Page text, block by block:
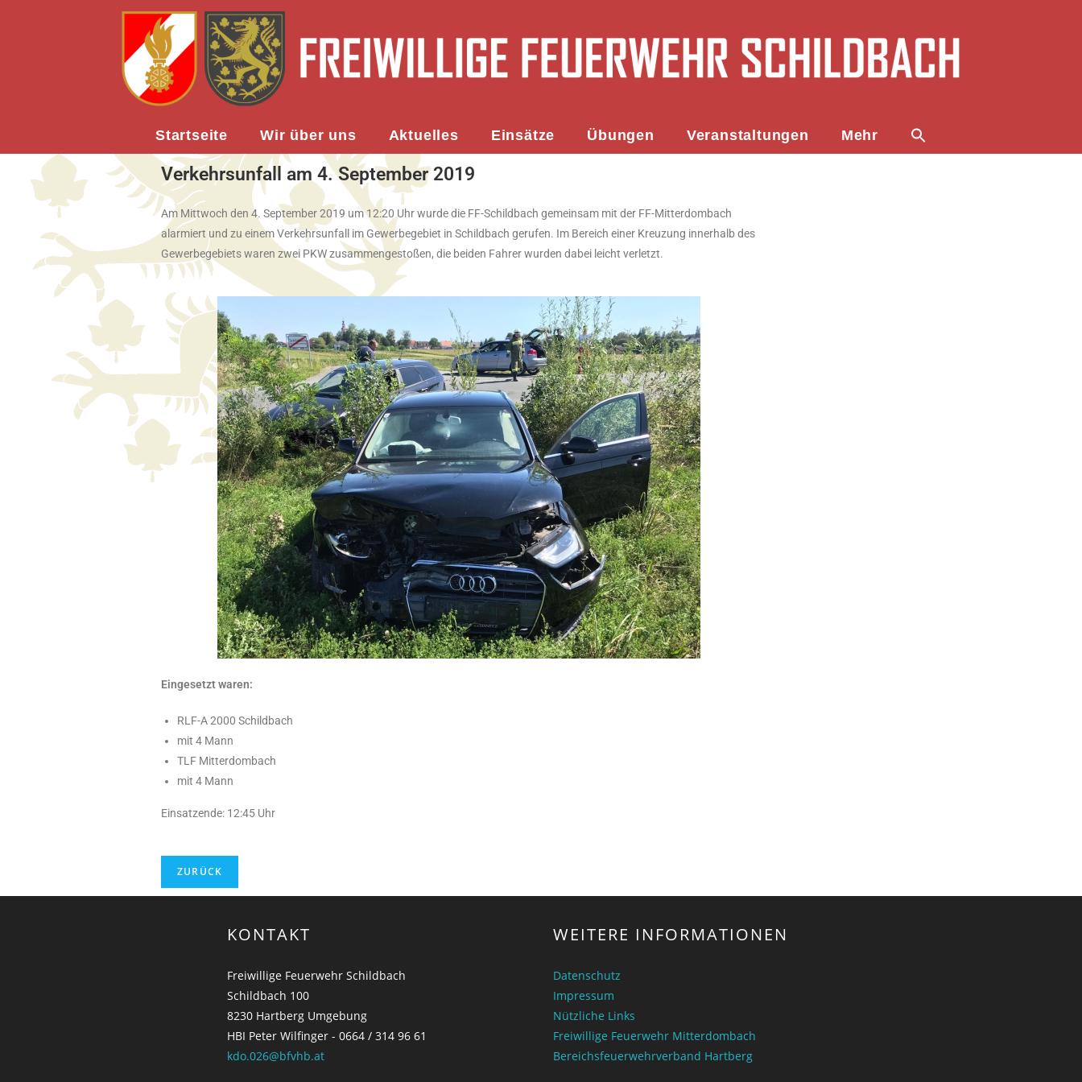
Startseite Wir über uns Aktuelles Einsätze Übungen Veranstaltungen Mehr
Verkehrsunfall am 4. September 2019
Am Mittwoch den 4. September 2019 um 12:20 Uhr wurde die FF-Schildbach gemeinsam mit der FF-Mitterdombach
alarmiert und zu einem Verkehrsunfall im Gewerbegebiet in Schildbach gerufen. Im Bereich einer Kreuzung innerhalb des
Gewerbegebiets waren zwei PKW zusammengestoßen, die beiden Fahrer wurden dabei leicht verletzt.
Eingesetzt waren:
RLF-A 2000 Schildbach
mit 4 Mann
TLF Mitterdombach
mit 4 Mann
Einsatzende: 12:45 Uhr
KONTAKT
Freiwillige Feuerwehr Schildbach
Schildbach 100
8230 Hartberg Umgebung
HBI Peter Wilfinger - 0664 / 314 96 61
kdo.026@bfvhb.at
WEITERE INFORMATIONEN
Datenschutz
Impressum
Nützliche Links
Freiwillige Feuerwehr Mitterdombach
Bereichsfeuerwehrverband Hartberg